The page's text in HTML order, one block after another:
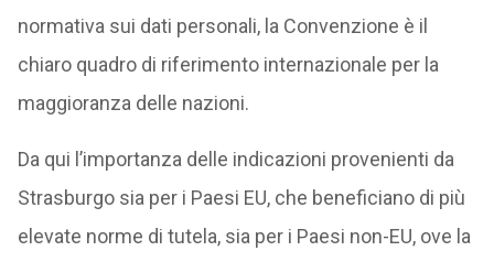
normativa sui dati personali, la Convenzione è il
chiaro quadro di riferimento internazionale per la
maggioranza delle nazioni.
Da qui l’importanza delle indicazioni provenienti da
Strasburgo sia per i Paesi EU, che beneficiano di più
elevate norme di tutela, sia per i Paesi non-EU, ove la